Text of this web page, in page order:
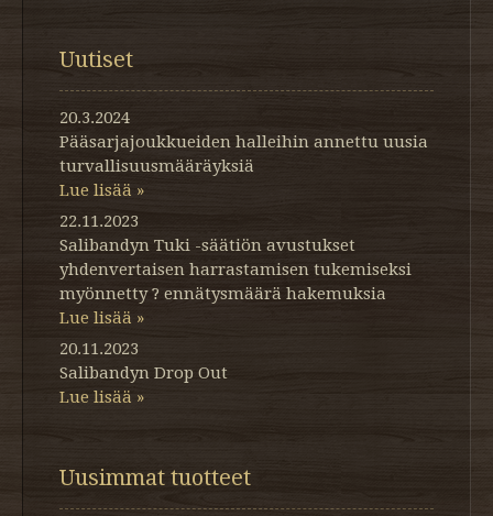
Uutiset
20.3.2024
Pääsarjajoukkueiden halleihin annettu uusia
turvallisuusmääräyksiä
Lue lisää »
22.11.2023
Salibandyn Tuki -säätiön avustukset
yhdenvertaisen harrastamisen tukemiseksi
myönnetty ? ennätysmäärä hakemuksia
Lue lisää »
20.11.2023
Salibandyn Drop Out
Lue lisää »
Uusimmat tuotteet